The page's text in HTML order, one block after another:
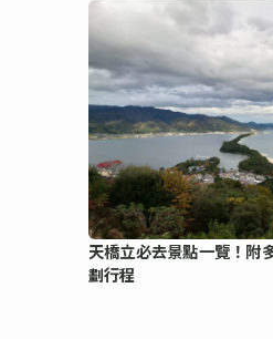
天橋立必去景點一覽！附
劃行程